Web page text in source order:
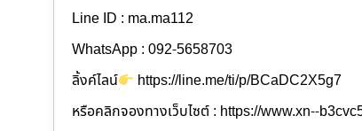
Line ID : ma.ma112
WhatsApp : 092-5658703
ลิ้งค์ไลน์
https://line.me/ti/p/BCaDC2X5g7
หรือคลิกจองทางเว็บไซต์ : https://www.xn--